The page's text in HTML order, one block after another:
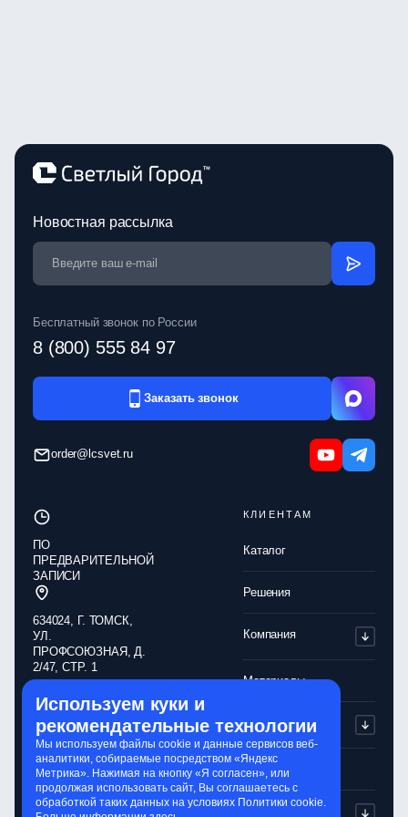
Новостная рассылка
Бесплатный звонок по России
8 (800) 555 84 97
Заказать звонок
order@lcsvet.ru
КЛИЕНТАМ
Каталог
Решения
Компания
Материалы
Партнерам
Контакты
ПО
ПРЕДВАРИТЕЛЬНОЙ
ЗАПИСИ
634024, Г. ТОМСК,
УЛ.
ПРОФСОЮЗНАЯ, Д.
2/47, СТР. 1
Обработка
персональных
данных
Политика
конфиденциальности
Обработка cookie-
Используем куки и
рекомендательные технологии
Мы используем файлы cookie и данные сервисов веб-
аналитики, собираемые посредством «Яндекс
Метрика». Нажимая на кнопку «Я согласен», или
продолжая использовать сайт, Вы соглашаетесь с
обработкой таких данных на условиях Политики cookie.